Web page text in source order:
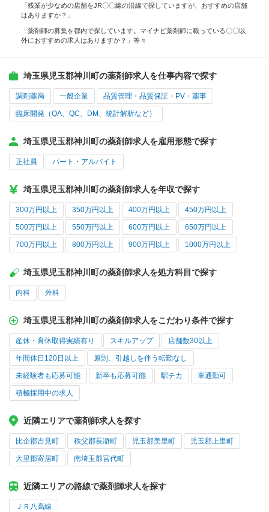
「残業が少なめの店舗をJR〇〇線の沿線で探していますが、おすすめの店舗
はありますか？」
「薬剤師の募集を都内で探しています。マイナビ薬剤師に載っている〇〇以
外におすすめの求人はありますか？」等々
埼玉県児玉郡神川町の薬剤師求人を仕事内容で探す
調剤薬局 一般企業 品質管理・品質保証・PV・薬事
臨床開発（QA、QC、DM、統計解析など）
埼玉県児玉郡神川町の薬剤師求人を雇用形態で探す
正社員 パート・アルバイト
埼玉県児玉郡神川町の薬剤師求人を年収で探す
300万円以上 350万円以上 400万円以上 450万円以上
500万円以上 550万円以上 600万円以上 650万円以上
700万円以上 800万円以上 900万円以上 1000万円以上
埼玉県児玉郡神川町の薬剤師求人を処方科目で探す
内科 外科
埼玉県児玉郡神川町の薬剤師求人をこだわり条件で探す
産休・育休取得実績有り スキルアップ 店舗数30以上
年間休日120日以上 原則、引越しを伴う転勤なし
未経験者も応募可能 新卒も応募可能 駅チカ 車通勤可
積極採用中の求人
近隣エリアで薬剤師求人を探す
比企郡吉見町 秩父郡長瀞町 児玉郡美里町 児玉郡上里町
大里郡寄居町 南埼玉郡宮代町
近隣エリアの路線で薬剤師求人を探す
ＪＲ八高線